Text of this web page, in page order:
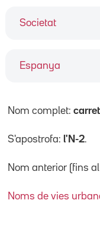
Societat
Espanya
Nom complet:
S'apostrofa: l'N-2.
Nom anterior (fins
Noms de vies